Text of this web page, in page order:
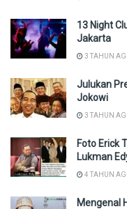
13 Night
Jakarta
3 TAHUN
Julukan
Jokowi
3 TAHUN
Foto Erick
Lukman
4 TAHUN
Mengenal